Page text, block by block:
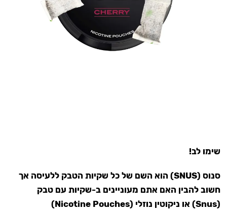
שימו לב!
סנוס (SNUS) הוא השם של כל שקיות הטבק ללעיסה אך
חשוב להבין האם אתם מעוניינים ב-שקיות עם טבק
(Snus) או ניקוטין נוזלי (Nicotine Pouches)